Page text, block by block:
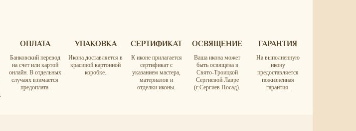
ОПЛАТА
Банковский перевод
на счет или картой
онлайн. В отдельных
случаях взимается
предоплата.
УПАКОВКА
Икона доставляется в
красивой картонной
коробке.
СЕРТИФИКАТ
К иконе прилагается
сертификат с
указанием мастера,
материалов и
отделки иконы.
ОСВЯЩЕНИЕ
Ваша икона может
быть освящена в
Свято-Троицкой
Сергиевой Лавре
(г.Сергиев Посад).
ГАРАНТИЯ
На выполненную
икону
предоставляется
пожизненная
гарантия.